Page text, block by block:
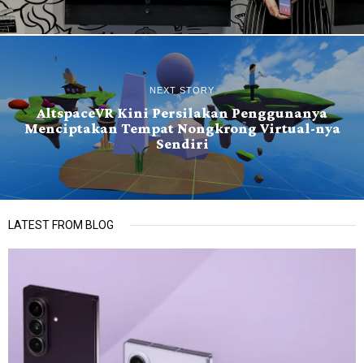
NEXT STORY
AltspaceVR Kini Persilakan Penggunanya
Menciptakan Tempat Nongkrong Virtual-nya
Sendiri
LATEST FROM BLOG